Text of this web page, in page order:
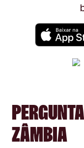
ZÂMBIA